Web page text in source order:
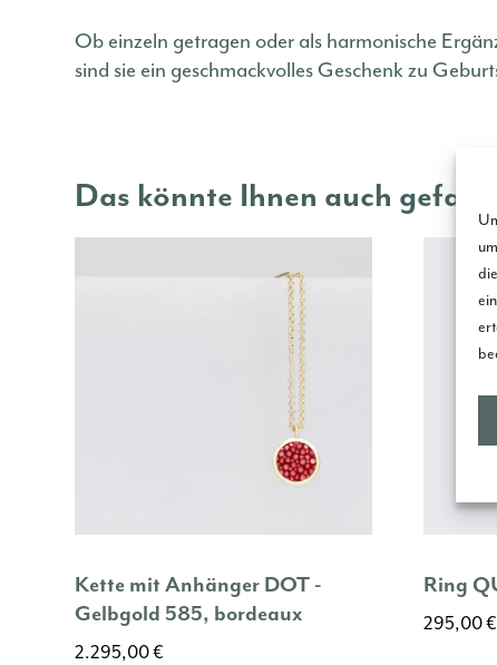
Ob einzeln getragen oder als harmonische
sind sie ein geschmackvolles Geschenk zu
Das könnte Ihnen auch
Kette mit Anhänger DOT -
Gelbgold 585, bordeaux
2.295,00€
Ring
295,00€